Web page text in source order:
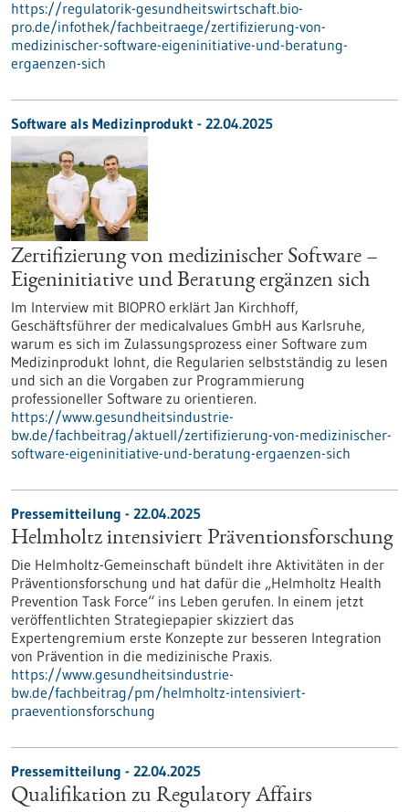
https://regulatorik-gesundheitswirtschaft.bio-
pro.de/infothek/fachbeitraege/zertifizierung-von-
medizinischer-software-eigeninitiative-und-beratung-
ergaenzen-sich
Software als Medizinprodukt - 22.04.2025
Zertifizierung von medizinischer Software –
Eigeninitiative und Beratung ergänzen sich
Im Interview mit BIOPRO erklärt Jan Kirchhoff,
Geschäftsführer der medicalvalues GmbH aus Karlsruhe,
warum es sich im Zulassungsprozess einer Software zum
Medizinprodukt lohnt, die Regularien selbstständig zu lesen
und sich an die Vorgaben zur Programmierung
professioneller Software zu orientieren.
https://www.gesundheitsindustrie-
bw.de/fachbeitrag/aktuell/zertifizierung-von-medizinischer-
software-eigeninitiative-und-beratung-ergaenzen-sich
Pressemitteilung - 22.04.2025
Helmholtz intensiviert Präventionsforschung
Die Helmholtz-Gemeinschaft bündelt ihre Aktivitäten in der
Präventionsforschung und hat dafür die „Helmholtz Health
Prevention Task Force“ ins Leben gerufen. In einem jetzt
veröffentlichten Strategiepapier skizziert das
Expertengremium erste Konzepte zur besseren Integration
von Prävention in die medizinische Praxis.
https://www.gesundheitsindustrie-
bw.de/fachbeitrag/pm/helmholtz-intensiviert-
praeventionsforschung
Pressemitteilung - 22.04.2025
Qualifikation zu Regulatory Affairs